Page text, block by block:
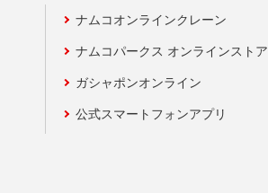
ナムコオンラインクレーン
ナムコパークス オンラインストア
ガシャポンオンライン
公式スマートフォンアプリ